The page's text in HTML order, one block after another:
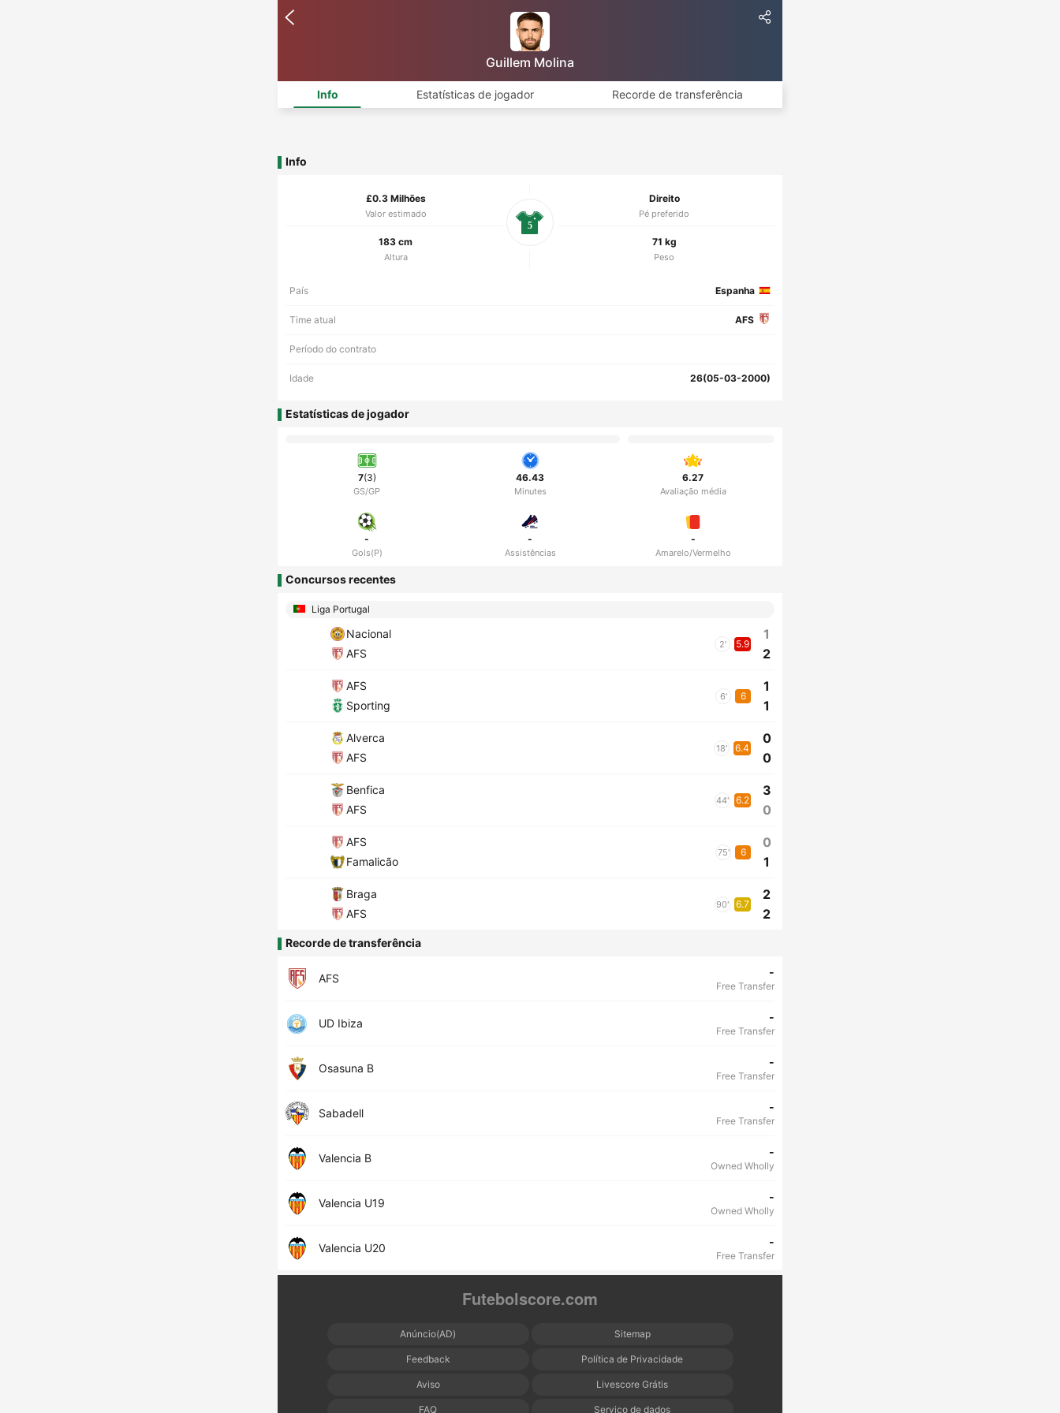
Guillem Molina
Info Estatísticas de jogador Recorde de transferência
Info
£0.3 Milhões
Valor estimado
Direito
Pé preferido
183 cm
Altura
71 kg
Peso
5
País Espanha
Time atual AFS
Período do contrato
Idade 26(05-03-2000)
Estatísticas de jogador
7(3)
GS/GP
46.43
Minutes
6.27
Avaliação média
-
Gols(P)
-
Assistências
-
Amarelo/Vermelho
Concursos recentes
Liga Portugal
Nacional
AFS
2' 5.9
1
2
AFS
Sporting
6' 6
1
1
Alverca
AFS
18' 6.4
0
0
Benfica
AFS
44' 6.2
3
0
AFS
Famalicão
75' 6
0
1
Braga
AFS
90' 6.7
2
2
Recorde de transferência
AFS -
Free Transfer
UD Ibiza -
Free Transfer
Osasuna B -
Free Transfer
Sabadell -
Free Transfer
Valencia B -
Owned Wholly
Valencia U19 -
Owned Wholly
Valencia U20 -
Free Transfer
Futebolscore.com
Anúncio(AD) Sitemap
Feedback Política de Privacidade
Aviso Livescore Grátis
FAQ Serviço de dados